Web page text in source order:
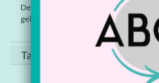
Deze mini vangbalspelletjes zijn
geleverd in willekeurige kleuren.
Tags (0)